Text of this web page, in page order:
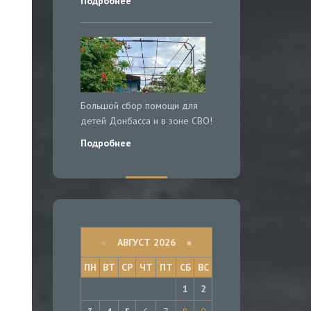
Большой сбор помощи для
детей Донбасса и в зоне СВО!
Подробнее
« АВГУСТ 2026 »
ПН
ВТ СР ЧТ ПТ СБ
ВС
1
2